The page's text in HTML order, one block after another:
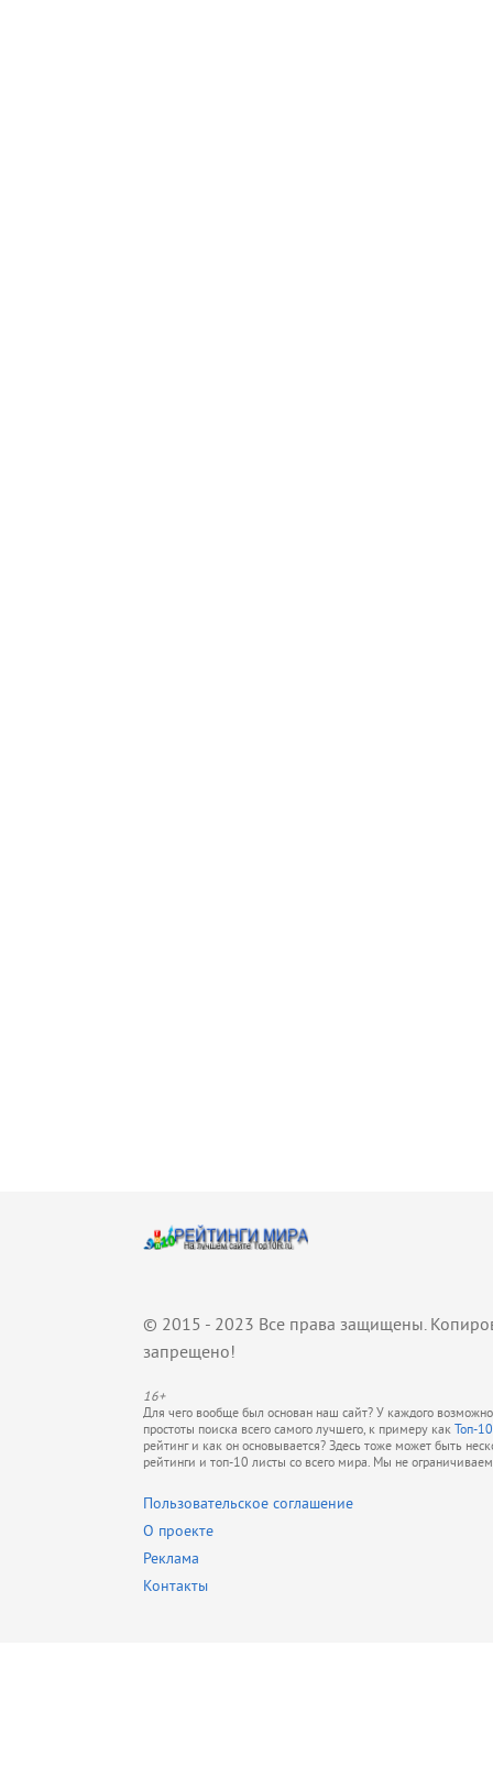
© 2015 - 2023 Все права защищены.
запрещено!
16+
Для чего вообще был основан наш сайт? У каждого
простоты поиска всего самого лучшего, к примеру как Топ-
рейтинг и как он основывается? Здесь тоже может быть
рейтинги и топ-10 листы со всего мира. Мы не
Пользовательское соглашение
О проекте
Реклама
Контакты